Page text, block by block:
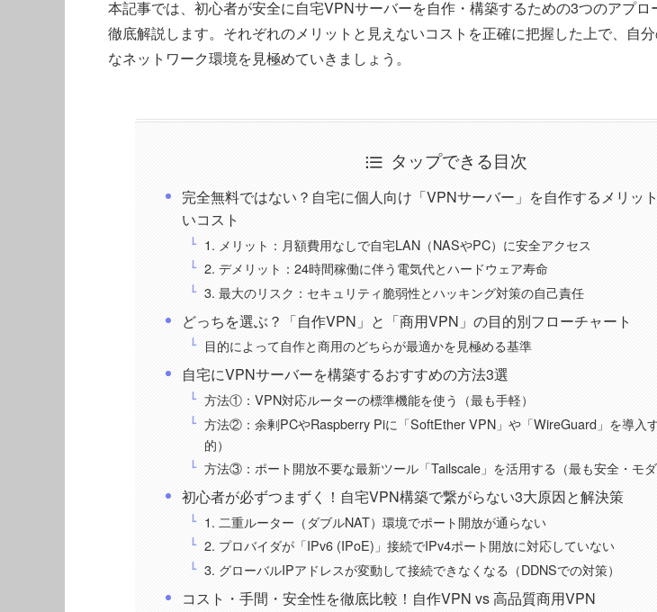
本記事では、初心者が安全に自宅VPNサーバーを自作・構築するための3つのアプロ
徹底解説します。それぞれのメリットと見えないコストを正確に把握した上で、自
なネットワーク環境を見極めていきましょう。
タップできる目次
完全無料ではない？自宅に個人向け「VPNサーバー」を自作するメリッ
いコスト
1. メリット：月額費用なしで自宅LAN（NASやPC）に安全アクセス
2. デメリット：24時間稼働に伴う電気代とハードウェア寿命
3. 最大のリスク：セキュリティ脆弱性とハッキング対策の自己責任
どっちを選ぶ？「自作VPN」と「商用VPN」の目的別フローチャート
目的によって自作と商用のどちらが最適かを見極める基準
自宅にVPNサーバーを構築するおすすめの方法3選
方法①：VPN対応ルーターの標準機能を使う（最も手軽）
方法②：余剰PCやRaspberry Piに「SoftEther VPN」や「WireGuard」を導入
的）
方法③：ポート開放不要な最新ツール「Tailscale」を活用する（最も安全・モダ
初心者が必ずつまずく！自宅VPN構築で繋がらない3大原因と解決策
1. 二重ルーター（ダブルNAT）環境でポート開放が通らない
2. プロバイダが「IPv6 (IPoE)」接続でIPv4ポート開放に対応していない
3. グローバルIPアドレスが変動して接続できなくなる（DDNSでの対策）
コスト・手間・安全性を徹底比較！自作VPN vs 高品質商用VPN